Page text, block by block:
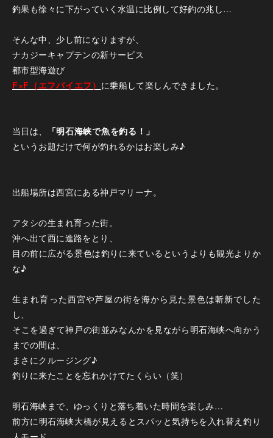
釣果も徐々に下がっていく水温に比例して好釣の兆し…
そんな中、少し前になりますが、
ナカジーキャプテンの新サービス
都市型海遊び
F×F（エフバイエフ） に乗船して楽しんできました。
当日は、
「明石海峡で魚を釣る！」
というお題だけで何が釣れるかはお楽しみ♪
出船場所は西宮にある神戸マリーナ。
アタシの生まれ育った街。
沖へ出て西に進路をとり、
目の前に広がる景色は釣りに来ているというよりも観光よりか
な♪
生まれ育った西宮や芦屋の街を海から見た景色は斬新でした
し、
そこを過ぎて神戸の街並みなんかを見ながら明石海峡へ向かう
までの間は、
まさにクルージング♪
釣りに来たことを忘れかけてたくらい（笑）
明石海峡まで、ゆっくりと落ち着いた時間を楽しみ…
前方に明石海峡大橋が見えるとスパッと気持ちを入れ替え釣り